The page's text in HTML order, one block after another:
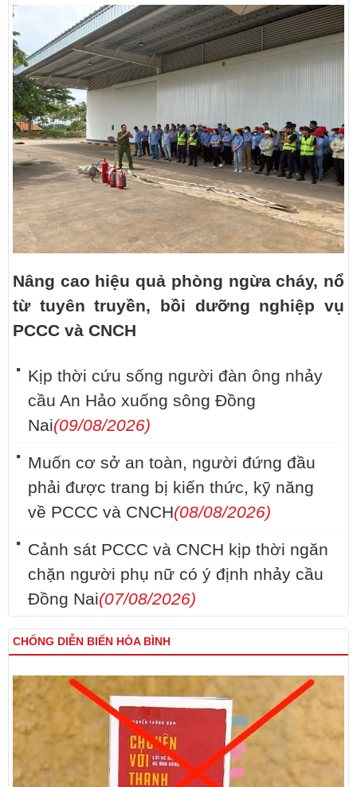
Nâng cao hiệu quả phòng ngừa cháy, nổ
từ tuyên truyền, bồi dưỡng nghiệp vụ
PCCC và CNCH
Kịp thời cứu sống người đàn ông nhảy
cầu An Hảo xuống sông Đồng
Nai(09/08/2026)
Muốn cơ sở an toàn, người đứng đầu
phải được trang bị kiến thức, kỹ năng
về PCCC và CNCH(08/08/2026)
Cảnh sát PCCC và CNCH kịp thời ngăn
chặn người phụ nữ có ý định nhảy cầu
Đồng Nai(07/08/2026)
CHỐNG DIỄN BIẾN HÒA BÌNH